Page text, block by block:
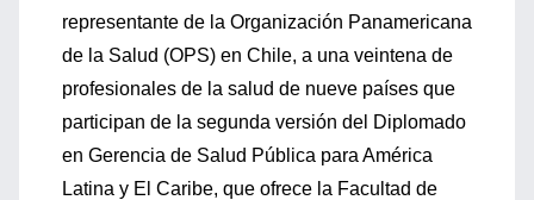
representante de la Organización Panamericana
de la Salud (OPS) en Chile, a una veintena de
profesionales de la salud de nueve países que
participan de la segunda versión del Diplomado
en Gerencia de Salud Pública para América
Latina y El Caribe, que ofrece la Facultad de